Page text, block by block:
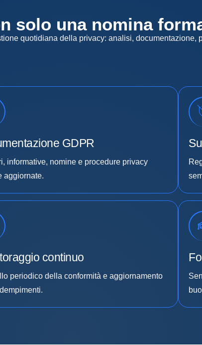
solo una nomina
quotidiana della privacy: analisi,
GDPR
informative, nomine e procedure privacy
aggiornate.
continuo
periodico della conformità e aggiornamento